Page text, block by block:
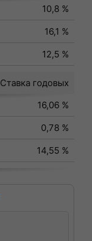
10,8 %
16,1 %
12,5 %
Ставка годовых
16,06 %
0,78 %
14,55 %